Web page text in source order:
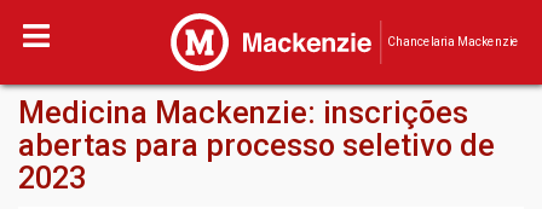
Chancelaria Mackenzie
Medicina Mackenzie: inscrições
abertas para processo seletivo de
2023